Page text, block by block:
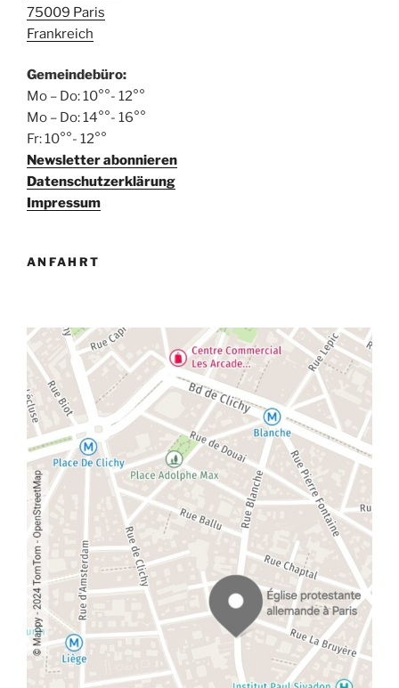
75009 Paris
Frankreich
Gemeindebüro:
Mo – Do: 10°°- 12°°
Mo – Do: 14°°- 16°°
Fr: 10°°- 12°°
Newsletter abonnieren
Datenschutzerklärung
Impressum
ANFAHRT